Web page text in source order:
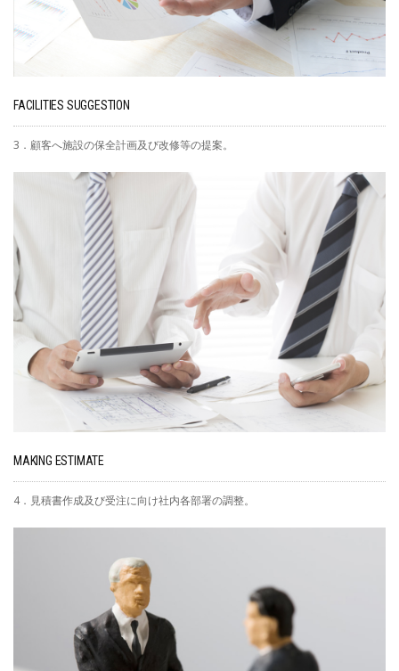
FACILITIES SUGGESTION
3．顧客へ施設の保全計画及び改修等の提案。
MAKING ESTIMATE
4．見積書作成及び受注に向け社内各部署の調整。